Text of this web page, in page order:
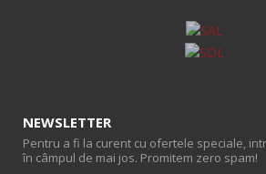
NEWSLETTER
Pentru a fi la curent cu ofertele speciale,
în câmpul de mai jos. Promitem zero spam!